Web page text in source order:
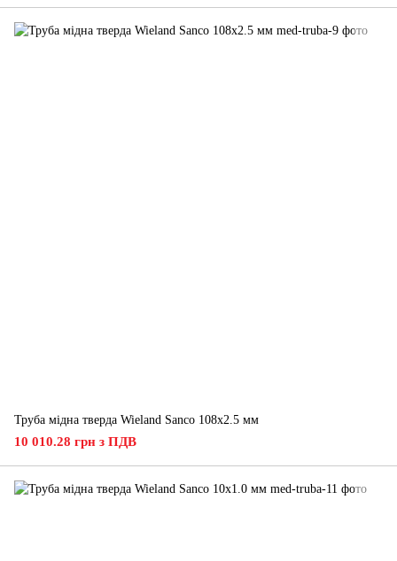
Труба мідна тверда Wieland Sanco 108х2.5 мм
10 010.28 грн з ПДВ